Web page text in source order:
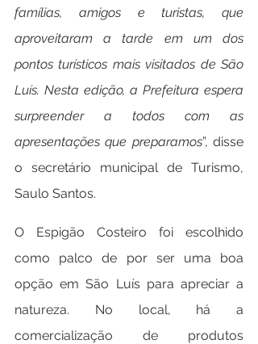
famílias, amigos e turistas, que
aproveitaram a tarde em um dos
pontos turísticos mais visitados de São
Luís. Nesta edição, a Prefeitura espera
surpreender a todos com as
apresentações que preparamos”, disse
o secretário municipal de Turismo,
Saulo Santos.
O Espigão Costeiro foi escolhido
como palco de por ser uma boa
opção em São Luís para apreciar a
natureza. No local, há a
comercialização de produtos